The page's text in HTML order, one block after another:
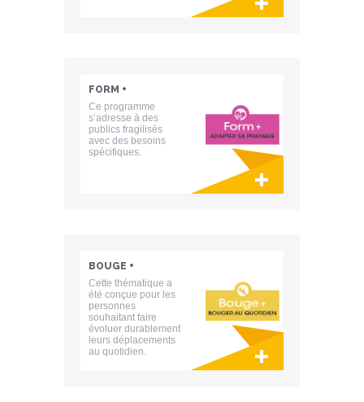
FORM +
Ce programme
s’adresse à des
publics fragilisés
avec des besoins
spécifiques.
BOUGE +
Cette thématique a
été conçue pour les
personnes
souhaitant faire
évoluer durablement
leurs déplacements
au quotidien.